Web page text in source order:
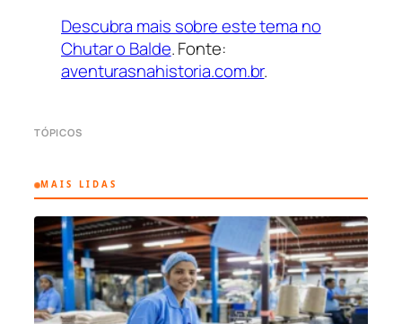
Descubra mais sobre este tema no
Chutar o Balde. Fonte:
aventurasnahistoria.com.br.
TÓPICOS
MAIS LIDAS